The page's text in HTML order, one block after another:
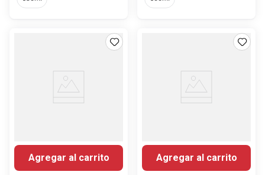
Agregar al carrito Agregar al carrito